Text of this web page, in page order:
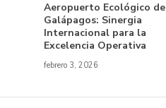
Aeropuerto Ecológico de
Galápagos: Sinergia
Internacional para la
Excelencia Operativa
febrero 3, 2026